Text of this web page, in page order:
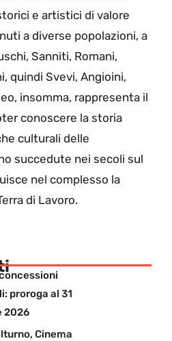
e artistici di valore
a diverse popolazioni, a
Sanniti, Romani,
quindi Svevi, Angioini,
insomma, rappresenta il
conoscere la storia
culturali delle
succedute nei secoli sul
nel complesso la
di Lavoro.
proroga al 31
2026
Cinema